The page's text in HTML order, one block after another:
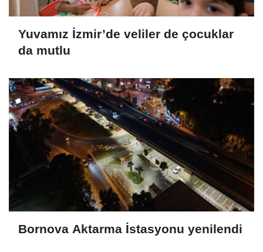
Yuvamız İzmir’de veliler de çocuklar
da mutlu
Bornova Aktarma İstasyonu yenilendi